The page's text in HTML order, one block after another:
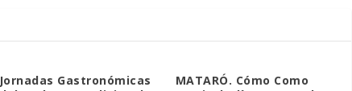
Jornadas Gastronómicas
MATARÓ. Cómo Como